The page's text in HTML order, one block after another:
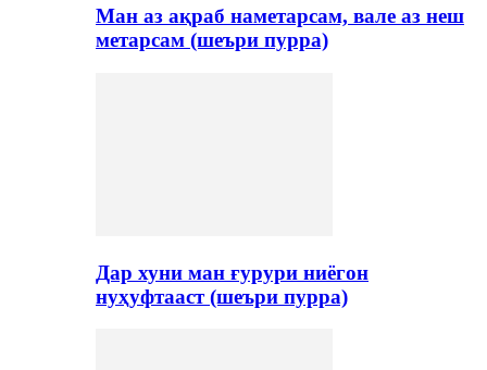
Ман аз ақраб наметарсам, вале аз неш
метарсам (шеъри пурра)
Дар хуни ман ғурури ниёгон
нуҳуфтааст (шеъри пурра)